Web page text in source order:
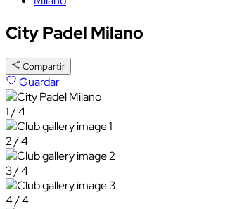
City Padel Milano
Compartir
Guardar
1 / 4
2 / 4
3 / 4
4 / 4